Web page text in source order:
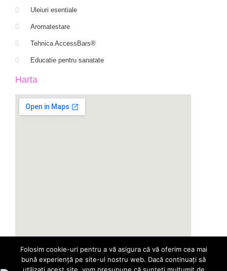
Uleiuri esentiale
Aromatestare
Tehnica AccessBars®
Educatie pentru sanatate
Harta
Folosim cookie-uri pentru a vă asigura că vă oferim cea mai
bună experiență pe site-ul nostru web. Dacă continuați să